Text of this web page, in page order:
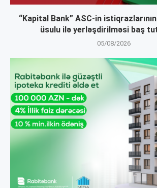
“Kapital Bank” ASC-in istiqrazlarının
üsulu ilə yerləşdirilməsi baş
05/08/2026